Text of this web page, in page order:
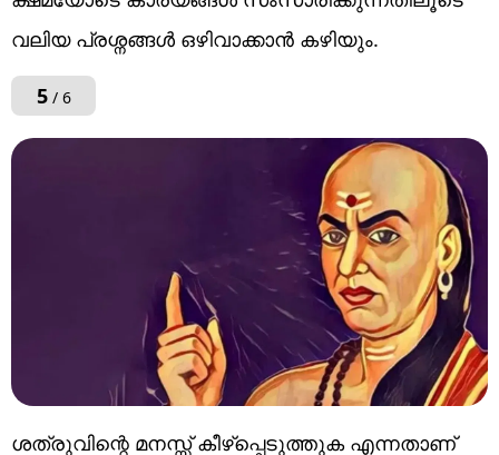
വലിയ പ്രശ്നങ്ങൾ ഒഴിവാക്കാൻ കഴിയും.
5/ 6
ശത്രുവിന്റെ മനസ്സ് കീഴ്പ്പെടുത്തുക എന്നതാണ്